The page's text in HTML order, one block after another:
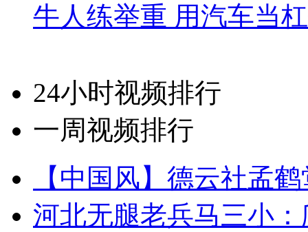
牛人练举重 用汽车当
24小时视频排行
一周视频排行
【中国风】德云社孟
河北无腿老兵马三小